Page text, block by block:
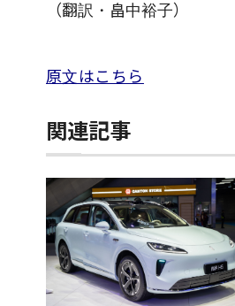
（翻訳・畠中裕子）
原文はこちら
関連記事